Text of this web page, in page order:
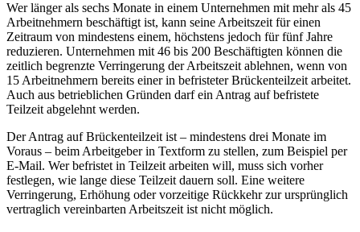
Wer länger als sechs Monate in einem Unternehmen mit mehr als 45
Arbeitnehmern beschäftigt ist, kann seine Arbeitszeit für einen
Zeitraum von mindestens einem, höchstens jedoch für fünf Jahre
reduzieren. Unternehmen mit 46 bis 200 Beschäftigten können die
zeitlich begrenzte Verringerung der Arbeitszeit ablehnen, wenn von
15 Arbeitnehmern bereits einer in befristeter Brückenteilzeit arbeitet.
Auch aus betrieblichen Gründen darf ein Antrag auf befristete
Teilzeit abgelehnt werden.
Der Antrag auf Brückenteilzeit ist – mindestens drei Monate im
Voraus – beim Arbeitgeber in Textform zu stellen, zum Beispiel per
E-Mail. Wer befristet in Teilzeit arbeiten will, muss sich vorher
festlegen, wie lange diese Teilzeit dauern soll. Eine weitere
Verringerung, Erhöhung oder vorzeitige Rückkehr zur ursprünglich
vertraglich vereinbarten Arbeitszeit ist nicht möglich.